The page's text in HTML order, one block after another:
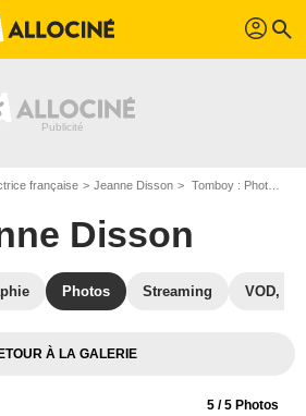
profil search
française Jeanne Disson Tomboy : Photo Jeanne Disson, Zoé Héran
Disson
Photos Streaming VOD,
À LA GALERIE
5 / 5 Photos